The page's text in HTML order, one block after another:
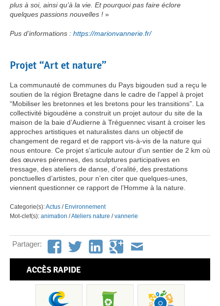
plus à soi, ainsi qu’à la vie. Et pourquoi pas faire éclore
quelques passions nouvelles ! »
Pus d’informations : https://marionvannerie.fr/
Projet “Art et nature”
La communauté de communes du Pays bigouden sud a reçu le
soutien de la région Bretagne dans le cadre de l’appel à projet
“Mobiliser les bretonnes et les bretons pour les transitions”. La
collectivité bigoudène a construit un projet autour du site de la
maison de la baie d’Audierne à Tréguennec visant à croiser les
approches artistiques et naturalistes dans un objectif de
changement de regard et de rapport vis-à-vis de la nature qui
nous entoure. Ce projet s’articule autour d’un sentier de 2 km où
des œuvres pérennes, des sculptures participatives en
tressage, des ateliers de danse, d’oralité, des prestations
ponctuelles d’artistes, pour n’en citer que quelques-unes,
viennent questionner ce rapport de l’Homme à la nature.
Categorie(s):Actus / Environnement
Mot-clef(s): animation /Ateliers nature /vannerie
Partager:
ACCÈS RAPIDE